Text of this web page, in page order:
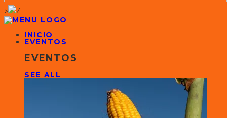
>
INICIO
EVENTOS
EVENTOS
SEE ALL